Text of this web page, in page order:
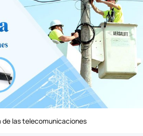
de las telecomunicaciones